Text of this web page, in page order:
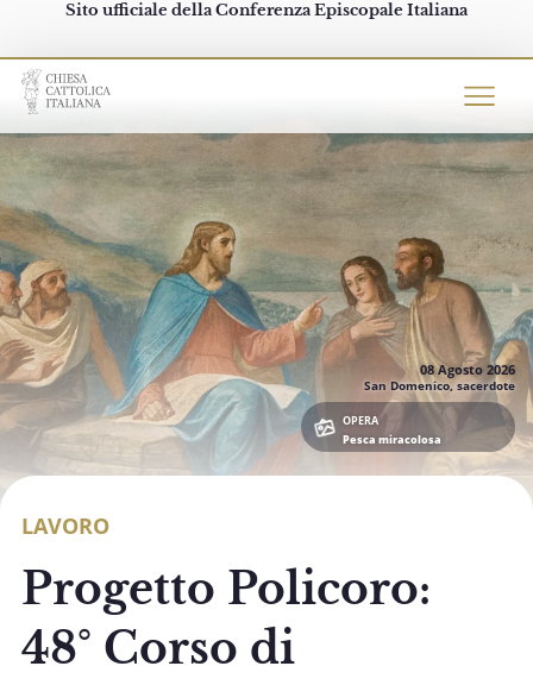
Sito ufficiale della Conferenza Episcopale Italiana
Chiesacattolica.it
08 Agosto 2026
San Domenico, sacerdote
OPERA
Pesca miracolosa
LAVORO
Progetto Policoro:
48° Corso di